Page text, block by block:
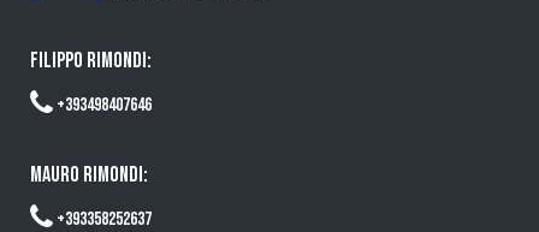
FILIPPO RIMONDI:
+393498407646
MAURO RIMONDI:
+393358252637